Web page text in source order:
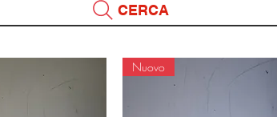
Nuovo
CERCA